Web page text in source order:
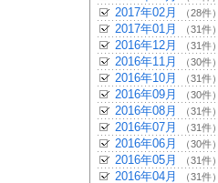
2017年02月 （28件）
2017年01月 （31件）
2016年12月 （31件）
2016年11月 （30件）
2016年10月 （31件）
2016年09月 （30件）
2016年08月 （31件）
2016年07月 （31件）
2016年06月 （30件）
2016年05月 （31件）
2016年04月 （31件）